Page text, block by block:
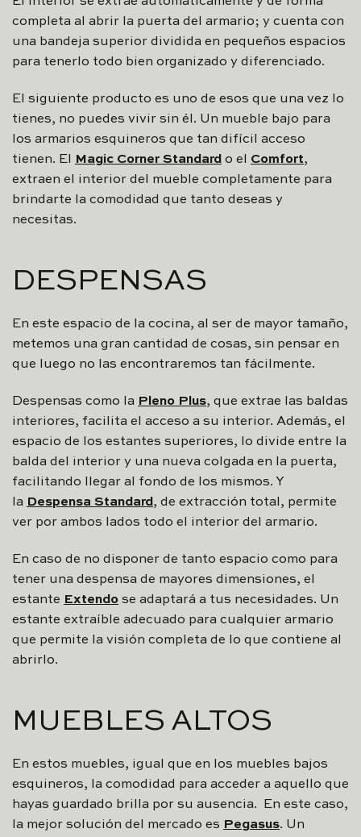
completa al abrir la puerta del armario; y cuenta con
una bandeja superior dividida en pequeños espacios
para tenerlo todo bien organizado y diferenciado.
El siguiente producto es uno de esos que una vez lo
tienes, no puedes vivir sin él. Un mueble bajo para
los armarios esquineros que tan difícil acceso
tienen. El
Magic Corner Standard o el Comfort,
extraen el interior del mueble completamente para
brindarte la comodidad que tanto deseas y
necesitas.
DESPENSAS
En este espacio de la cocina, al ser de mayor tamaño,
metemos una gran cantidad de cosas, sin pensar en
que luego no las encontraremos tan fácilmente.
Despensas como la Pleno Plus, que extrae las baldas
interiores, facilita el acceso a su interior. Además, el
espacio de los estantes superiores, lo divide entre la
balda del interior y una nueva colgada en la puerta,
facilitando llegar al fondo de los mismos. Y
la Despensa Standard, de extracción total, permite
ver por ambos lados todo el interior del armario.
En caso de no disponer de tanto espacio como para
tener una despensa de mayores dimensiones, el
estante Extendo se adaptará a tus necesidades. Un
estante extraíble adecuado para cualquier armario
que permite la visión completa de lo que contiene al
abrirlo.
MUEBLES ALTOS
En estos muebles, igual que en los muebles bajos
esquineros, la comodidad para acceder a aquello que
hayas guardado brilla por su ausencia. En este caso,
la mejor solución del mercado es Pegasus. Un